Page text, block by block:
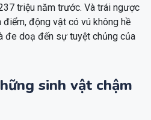
triệu năm trước. Và trái ngược
điểm, động vật có vú không hề
đe doạ đến sự tuyệt chủng của
sinh vật chậm